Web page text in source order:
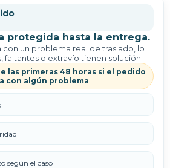
protegida hasta la entrega.
un problema real de traslado, lo
faltantes o extravío tienen solución.
las primeras 48 horas si el pedido
con algún problema
según el caso